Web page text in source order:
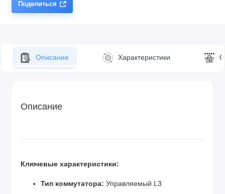
Поделиться
Описание Характеристики
Описание
Ключевые характеристики:
Тип коммутатора: Управляемый L3